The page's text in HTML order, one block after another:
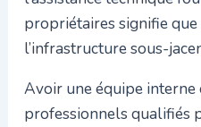
propriétaires signifie
l’infrastructure sous-
Avoir une équipe interne
professionnels qualifiés